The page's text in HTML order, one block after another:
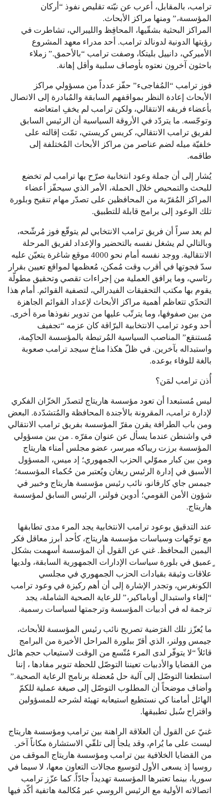
ترامب، بالمقابل، أعرب عن نيّته تقليص نفوذ “أركان
المؤسسة،” ومنها مراكز الأبحاث.
المراكز البحثية بشقّيها، المحافِظ والليبرالي، تشاطرت في
رؤيتها الدونية لدونالد ترامب. أحد مدراء معهد المشروع
الأميركي، دانييل بليتكا، وصفت ترامب “بالأحمق.” زملاء
باحثون آخرون نعتوه بأوصاف سلبية وأقل إهانة.
فوز ترامب “المُفاجىء” حفّز عدداً من مسؤولي مراكز
الأبحاث إعادة النظر بمواقفهم السابقة والمُبادرة إلى الاتصال
بأعضاء فريقه الانتقالي، ولكن ترامب لم يخفِ امتعاضه
وتوجّسه. ما يتردّد في الأروقة السياسية أن الرئيس السابق
لفريق ترامب الانتقالي، كريس كريستي، تمّت إقالته على
خلفيّة ميله لضم عناصر من مراكز الأبحاث المُختلفة إلى
طاقمه.
يُشار إلى أن جملة وعود انتخابية صرّح بها ترامب لم تخضع
للبحث والتمحيص خلال الحملة، الأمر الذي سيحفّز أعضاء
المراكز المُقرّبة من المحافظين على تصدّر مهام تنقيح وبلورة
تلك الوعود إلى برامج قابلة للتطبيق.
لم يعد سراً أن فريق ترامب الانتخابي لم يتوقّع فوز مُرشّحه،
وبالتالي لم يشغل نفسه بالتحضير والإعداد لفريق المرحلة
الانتقالية. ووجد نفسه أمام نحو 4000 موقع شاغرة يتعيّن عليه
سدّ فجوتها في أقرب وقت مُمكن، مُعظمها لمواقع تعيين بقرار
رئاسي، وما يرافق العملية من إجراءات تقصي وتحقيق مطولّة
يقوم بها مكتب التحقيقات الفيدرالي، لتصفية القوائم. أمام هذا
التحدّي تتعاظم أهمية مراكز الأبحاث لإعداد القوائم الجاهزة
من بين صفوفها، وما يترتّب عليها من تدوير نفوذها مرة أخرى.
أحد وعود ترامب الانتخابية البرّاقة كان عزمه “تجفيف
مُستنقع” المناصب السياسية المُرتبطة بالمؤسسة الحاكِمة،
واستبداله بآخرين. في ظلّ هكذا مناخ سيجد ترامب صعوبة
بالغة للوفاء بوعده.
أُذن ترامب لمَن؟
ليس مُستبعدا أن تعود مؤسسة هاريتاج لتصدّر الخزّان الفكري
لإدارة ترامب، المقرونة بالأجندة المحافظة والمُتشدّدة. البعض
ومن باب الطرافة يقرن مقرّ المؤسسة بفريق ترامب الانتقالي
في واشنطن عندما يسأل عن عنوان مقرّه . من بين مسؤولي
المؤسسة برزت ريباكه ميرسر، عضو مجلس أمناء هاريتاج
ومن بين كبار مموّلي الحزب الجمهوري؛ إد ميس، المسؤول
الأسبق في إدارة الرئيس ريغان ويُعتبر من حُكماء المؤسسة؛
جيمس جاي كارفانو، نائب رئيس مؤسسة هاريتاج وخبير في
شؤون الأمن القومي؛ أدوين فولنر، الرئيس السابق لمؤسسة
هاريتاج.
عند التدقيق بوعود ترامب الانتخابية يجد المرء مدى تطابقها
مع توجّهات وسياسات مؤسسة هاريتاج، كأحد أبرز معاقل فكر
اليمين المحافظ. غني عن القول أن المؤسسة أسهمت بشكل
ٍعميق في بلورة سياسات الإدارات الجمهورية السابقة، ولديها
علاقات وثيقة بقيادات الحزب الجمهوري في مجلسي
الكونغرس، وتجدر الإشارة إلى أن أهم ركيزة في وعود ترامب
“إلغاء واستبدال أوباماكير،” للرعاية الصحية الشاملة، يجد
ترجمة له في أدبيات المؤسسة وترجمتها لسياسات رسمية.
ما يُعزّز تلك الفرَضية تصريح نائب رئيس المؤسسة للأبحاث،
جيمس وولنر، الذي أقرّ ببلورة المراحل الأخيرة من البرامج
قائلاً “لا يتوفّر لدى المرء مُتّسع من الوقت لاستيعاب حجم هائل
من القضايا والأدبيات تعيننا التوصّل للحظة تنوير مفادها ، إننا
استطعنا التوصّل إلى آلية حل مُعضلة برنامج الرعاية الصحية.”
وأضاف موضحاً أن المطلوب التوصّل إلى صيغة عملية للكمّ
الهائل أمامنا كي نستطيع استيعابه تهيئة لشرحه للمسؤولين
واقتراح سُبل تطبيقها.
غنيّ عن القول أن العلاقة الراهنة بين ترامب ومؤسسة هاريتاج
ليست على ما يُرام، وقد يلجأ إلى تلقّي الاستشارة مكاناً آخر.
من القضايا الخلافية بين ترامب ومؤسسة هاريتاج الموقف من
روسيا إذ يسعى الأول لتوسيع مجالات التعاون معها، لا سيما في
سوريا، بينما تعتبرها المؤسسة تهديداً جادّاً. كما عزّز ترامب
اتصالاته الأولية مع الرئيس الروسي عبر مُكالمة هاتفية أكّد فيها